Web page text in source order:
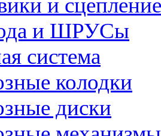
и сцепление
и ШРУСы
система
колодки
диски